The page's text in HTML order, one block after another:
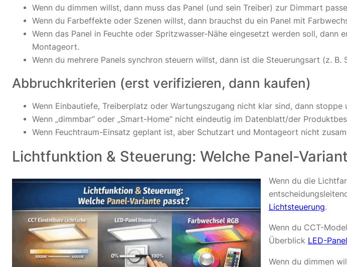
Wenn du dimmen willst, dann muss das Panel (und sein Treiber) zur Dimmart
Wenn du Farbeffekte oder Szenen willst, dann brauchst du ein Panel mit
Wenn das Panel in Feuchte oder Spritzwasser-Nähe eingesetzt werden soll,
Montageort.
Wenn du mehrere Panels synchron steuern willst, dann ist die Steuerungsart (z.
Abbruchkriterien (erst verifizieren, dann kaufen)
Wenn Einbautiefe, Treiberplatz oder Wartungszugang nicht klar sind, dann stoppe
Wenn „dimmbar“ oder „Smart-Home“ nicht eindeutig im Datenblatt/der
Wenn Feuchtraum-Einsatz geplant ist, aber Schutzart und Montageort nicht
Lichtfunktion & Steuerung: Welche Panel-
Wenn du die
Lichtsteuerung.
Wenn du CCT-
Überblick LED-
Wenn du dimmen